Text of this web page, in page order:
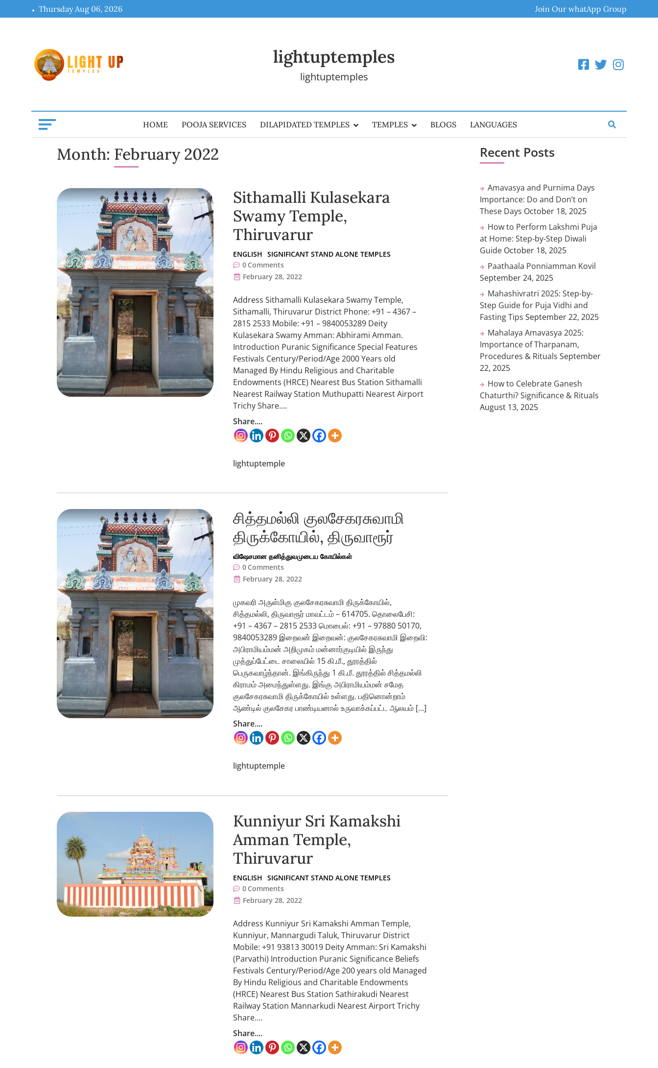
to
Thursday Aug 06, 2026 Join Our whatApp Group
lightuptemples
lightuptemples
HOME POOJA SERVICES DILAPIDATED TEMPLES TEMPLES BLOGS LANGUAGES
Month: February 2022
Sithamalli Kulasekara
Swamy Temple,
Thiruvarur
ENGLISH SIGNIFICANT STAND ALONE TEMPLES
0 Comments
February 28, 2022
Address Sithamalli Kulasekara Swamy Temple,
Sithamalli, Thiruvarur District Phone: +91 – 4367 –
2815 2533 Mobile: +91 – 9840053289 Deity
Kulasekara Swamy Amman: Abhirami Amman.
Introduction Puranic Significance Special Features
Festivals Century/Period/Age 2000 Years old
Managed By Hindu Religious and Charitable
Endowments (HRCE) Nearest Bus Station Sithamalli
Nearest Railway Station Muthupatti Nearest Airport
Trichy Share….
Share....
lightuptemple
சித்தமல்லி குலசேகரசுவாமி
திருக்கோயில், திருவாரூர்
விஷேசமான தனித்துவமுடைய கோயில்கள்
0 Comments
February 28, 2022
முகவரி அருள்மிகு குலசேகரசுவாமி திருக்கோயில்,
சித்தமல்லி, திருவாரூர் மாவட்டம் – 614705. தொலைபேசி:
+91 – 4367 – 2815 2533 மொபைல்: +91 – 97880 50170,
9840053289 இறைவன் இறைவன்: குலசேகரசுவாமி இறைவி:
அபிராமியம்மன் அறிமுகம் மன்னார்குடியில் இருந்து
முத்துப்பேட்டை சாலையில் 15 கி.மீ., தூரத்தில்
பெருகவாழ்ந்தான். இங்கிருந்து 1 கி.மீ. தூரத்தில் சித்தமல்லி
கிராமம் அமைந்துள்ளது. இங்கு அபிராமியம்மன் சமேத
குலசேகரசுவாமி திருக்கோயில் உள்ளது. பதினொன்றாம்
ஆண்டில் குலசேகர பாண்டியனால் உருவாக்கப்பட்ட ஆலயம் […]
Share....
lightuptemple
Kunniyur Sri Kamakshi
Amman Temple,
Thiruvarur
ENGLISH SIGNIFICANT STAND ALONE TEMPLES
0 Comments
February 28, 2022
Address Kunniyur Sri Kamakshi Amman Temple,
Kunniyur, Mannargudi Taluk, Thiruvarur District
Mobile: +91 93813 30019 Deity Amman: Sri Kamakshi
(Parvathi) Introduction Puranic Significance Beliefs
Festivals Century/Period/Age 200 years old Managed
By Hindu Religious and Charitable Endowments
(HRCE) Nearest Bus Station Sathirakudi Nearest
Railway Station Mannarkudi Nearest Airport Trichy
Share….
Share....
Recent Posts
Amavasya and Purnima Days
Importance: Do and Don’t on
These Days October 18, 2025
How to Perform Lakshmi Puja
at Home: Step-by-Step Diwali
Guide October 18, 2025
Paathaala Ponniamman Kovil
September 24, 2025
Mahashivratri 2025: Step-by-
Step Guide for Puja Vidhi and
Fasting Tips September 22, 2025
Mahalaya Amavasya 2025:
Importance of Tharpanam,
Procedures & Rituals September
22, 2025
How to Celebrate Ganesh
Chaturthi? Significance & Rituals
August 13, 2025